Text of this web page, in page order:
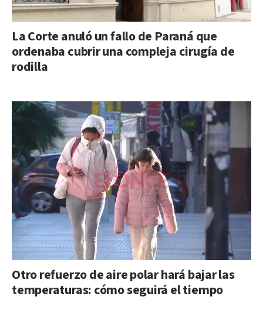
La Corte anuló un fallo de Paraná que
ordenaba cubrir una compleja cirugía de
rodilla
Otro refuerzo de aire polar hará bajar las
temperaturas: cómo seguirá el tiempo